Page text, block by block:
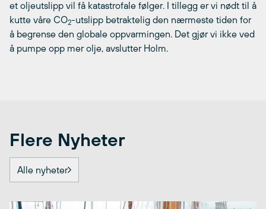
et oljeutslipp vil få katastrofale følger. I tillegg er vi nødt til å
kutte våre CO2-utslipp betraktelig den nærmeste tiden for
å begrense den globale oppvarmingen. Det gjør vi ikke ved
å pumpe opp mer olje, avslutter Holm.
Flere Nyheter
Alle nyheter